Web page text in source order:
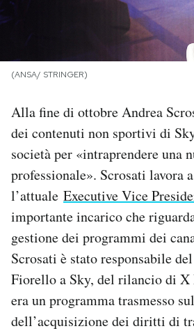
NEWSLETTER
I MIEI PREFERITI
SHOP
CALENDARIO
AREA PERSONALE
Area Personale
Newsletter
Notifiche mobile
(ANSA/ STRINGER)
Alla fine di ottobre Andrea
dei contenuti non sportivi di
società per «intraprendere una
professionale». Scrosati lavora
l’attuale Executive Vice
importante incarico che
gestione dei programmi dei
Scrosati è stato responsabile
Fiorello a Sky, del rilancio di X
era un programma trasmesso
dell’acquisizione dei diritti di